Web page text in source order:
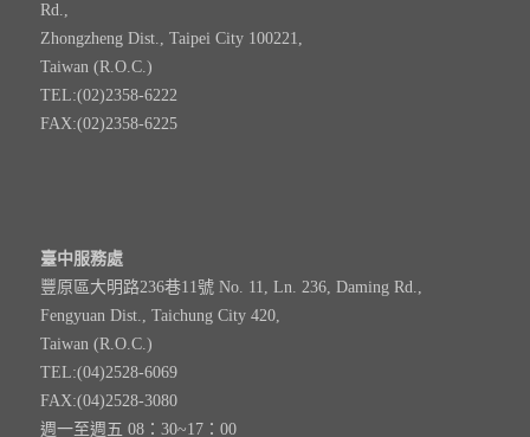
Rd.,
Zhongzheng Dist., Taipei City 100221,
Taiwan (R.O.C.)
TEL:(02)2358-6222
FAX:(02)2358-6225
臺中服務處
豐原區大明路236巷11號 No. 11, Ln. 236, Daming Rd.,
Fengyuan Dist., Taichung City 420,
Taiwan (R.O.C.)
TEL:(04)2528-6069
FAX:(04)2528-3080
週一至週五 08：30~17：00